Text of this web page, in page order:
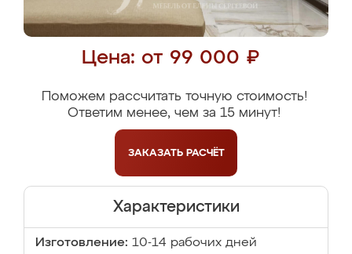
Цена: от 99 000 ₽
Поможем рассчитать точную стоимость!
Ответим менее, чем за 15 минут!
ЗАКАЗАТЬ РАСЧЁТ
Характеристики
Изготовление: 10-14 рабочих дней